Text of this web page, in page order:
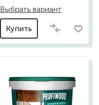
Выбрать вариант
Купить